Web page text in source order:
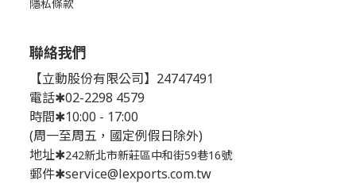
隱私條款
聯絡我們
【立動股份有限公司】24747491
電話✱02-2298 4579
時間✱10:00 - 17:00
(周一至周五，國定例假日除外)
地址✱242新北市新莊區中和街59巷16號
郵件✱service@lexports.com.tw